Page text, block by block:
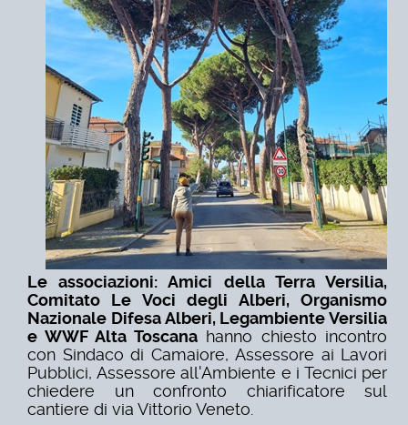
Le associazioni: Amici della Terra Versilia,
Comitato Le Voci degli Alberi, Organismo
Nazionale Difesa Alberi, Legambiente Versilia
e WWF Alta Toscanahanno chiesto incontro
con Sindaco di Camaiore, Assessore ai Lavori
Pubblici, Assessore all'Ambiente e i Tecnici per
chiedere un confronto chiarificatore sul
cantiere di via Vittorio Veneto.